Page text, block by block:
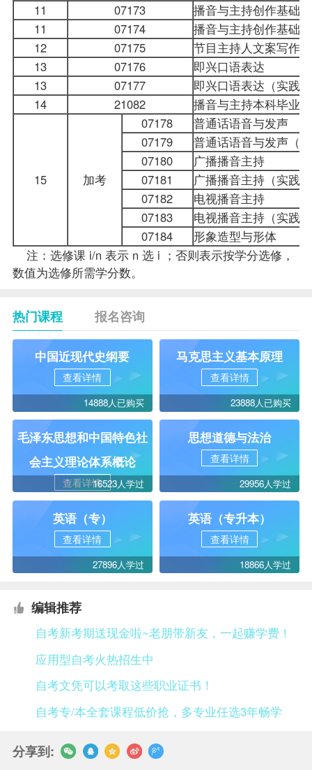
11
07173
播音与主持创作基础
11
07174
播音与主持创作基础
12
07175
节目主持人文案写作
13
07176
即兴口语表达
13
07177
即兴口语表达（实践）
14
21082 播音与主持本科毕业
15 加考
07178
普通话语音与发声
07179
普通话语音与发声（
07180
广播播音主持
07181
广播播音主持（实践）
07182
电视播音主持
07183
电视播音主持（实践）
07184
形象造型与形体
注：选修课 i/n 表示 n 选 i ；否则表示按学分选修，
数值为选修所需学分数。
热门课程 报名咨询
中国近现代史纲要
查看详情
14888人已购买
马克思主义基本原理
查看详情
23888人已购买
毛泽东思想和中国特色社
会主义理论体系概论
查看详情16523人学过
思想道德与法治
查看详情
29956人学过
英语（专）
查看详情
27896人学过
英语（专升本）
查看详情
18866人学过
编辑推荐
自考新考期送现金啦~老朋带新友，一起赚学费！
应用型自考火热招生中
自考文凭可以考取这些职业证书！
自考专/本全套课程低价抢，多专业任选3年畅学
分享到: